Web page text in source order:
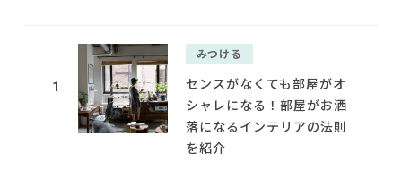
1
みつける
センスがなくても部屋がオ
シャレになる！部屋がお洒
落になるインテリアの法則
を紹介